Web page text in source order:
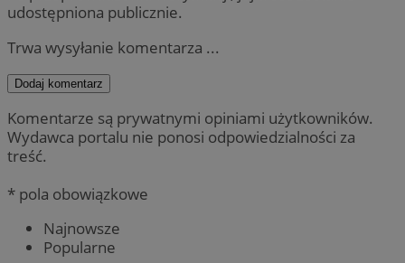
udostępniona publicznie.
Trwa wysyłanie komentarza ...
Dodaj komentarz
Komentarze są prywatnymi opiniami użytkowników.
Wydawca portalu nie ponosi odpowiedzialności za
treść.
* pola obowiązkowe
Najnowsze
Popularne